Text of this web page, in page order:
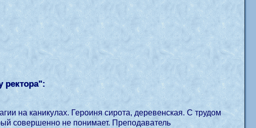
ректора":
на каникулах. Героиня сирота, деревенская. С трудом
совершенно не понимает. Преподаватель